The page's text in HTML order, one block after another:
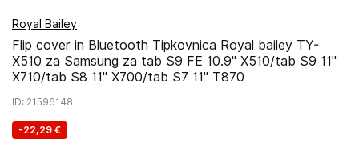
Royal Bailey
Flip cover in Bluetooth Tipkovnica Royal bailey TY-
X510 za Samsung za tab S9 FE 10.9" X510/tab S9 11"
X710/tab S8 11" X700/tab S7 11" T870
ID: 21596148
-22,29 €